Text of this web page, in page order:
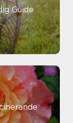
Guide